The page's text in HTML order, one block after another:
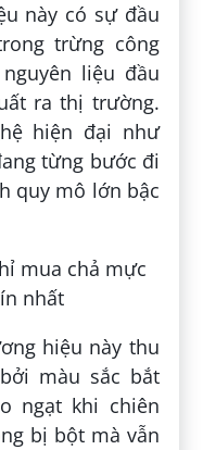
này có sự đầu
trừng công
liệu đầu
ra thị trường.
hiện đại như
từng bước đi
quy mô lớn bậc
hiệu này thu
màu sắc bắt
ngạt khi chiên
bị bột mà vẫn